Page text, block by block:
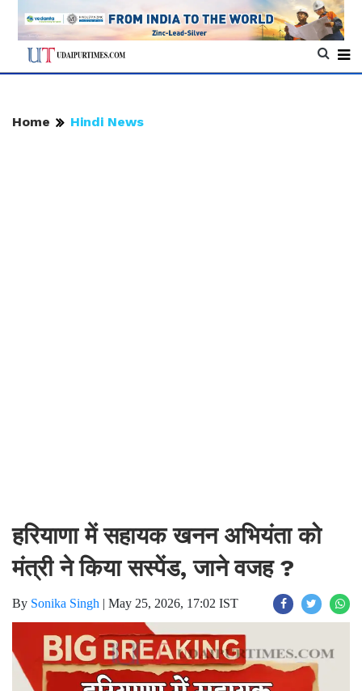
Home Hindi News
हरियाणा में सहायक खनन अभियंता को
मंत्री ने किया सस्पेंड, जाने वजह ?
By Sonika Singh | May 25, 2026, 17:02 IST